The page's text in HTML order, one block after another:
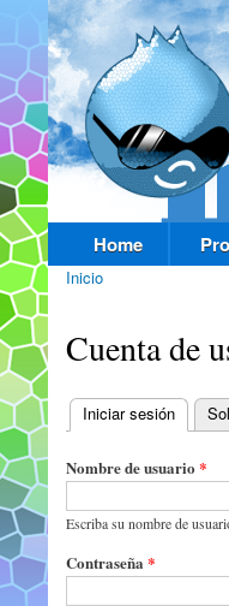
Menú principal
Home
Inicio
Cuenta de
Solapas
Iniciar sesión
Nombre de usuario *
Escriba su nombre de
Contraseña *